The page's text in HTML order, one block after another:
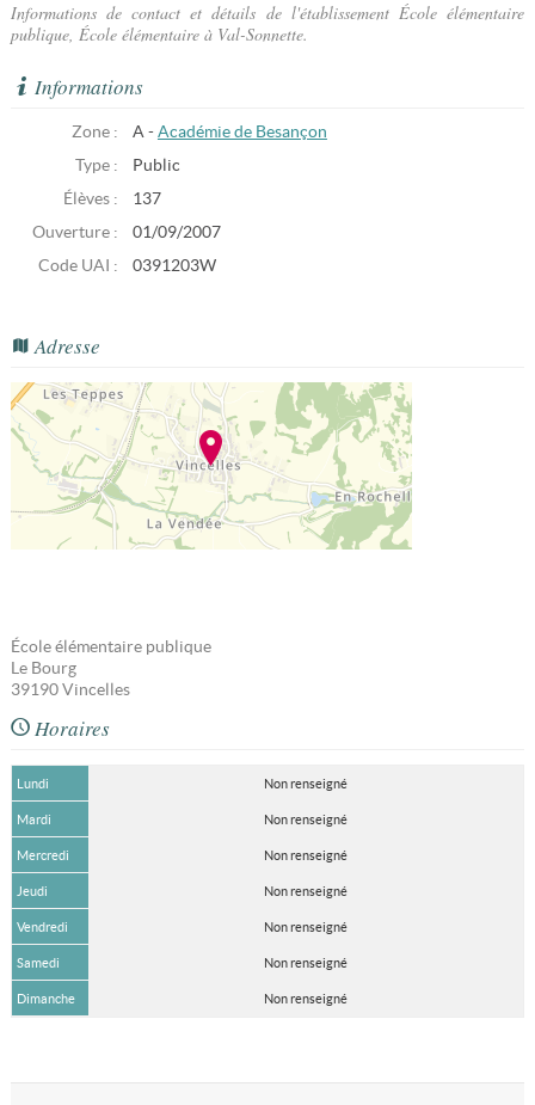
Informations de contact et détails de l'établissement École élémentaire
publique, École élémentaire à Val-Sonnette.
Informations
Zone : A - Académie de Besançon
Type :
Public
Élèves :
137
Ouverture :
01/09/2007
Code UAI :
0391203W
Adresse
École élémentaire publique
Le Bourg
39190 Vincelles
Horaires
Lundi Non renseigné
Mardi Non renseigné
Mercredi Non renseigné
Jeudi Non renseigné
Vendredi Non renseigné
Samedi Non renseigné
Dimanche Non renseigné